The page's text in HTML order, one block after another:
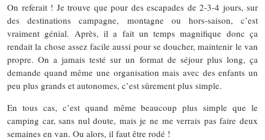
On referait ! Je trouve que pour des escapades de 2-3-4 jours, sur
des destinations campagne, montagne ou hors-saison, c’est
vraiment génial. Après, il a fait un temps magnifique donc ça
rendait la chose assez facile aussi pour se doucher, maintenir le van
propre. On a jamais testé sur un format de séjour plus long, ça
demande quand même une organisation mais avec des enfants un
peu plus grands et autonomes, c’est sûrement plus simple.
En tous cas, c’est quand même beaucoup plus simple que le
camping car, sans nul doute, mais je ne me verrais pas faire deux
semaines en van. Ou alors, il faut être rodé !